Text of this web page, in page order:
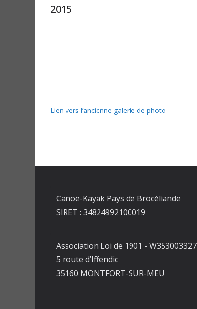
2015
Lien vers l’ancienne galerie de photo
Canoë-Kayak Pays de Brocéliande
SIRET : 34824992100019
Association Loi de 1901 - W353003327
5 route d’Iffendic
35160 MONTFORT-SUR-MEU